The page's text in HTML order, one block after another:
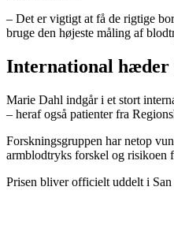
– Det er vigtigt at få de rigtige
bruge den højeste måling af
International
Marie Dahl indgår i et stort
– heraf også patienter fra
Forskningsgruppen har netop
armblodtryks forskel og risikoen
Prisen bliver officielt uddelt i